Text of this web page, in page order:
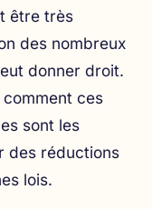
être très
des nombreux
donner droit.
ces
sont les
des réductions
lois.